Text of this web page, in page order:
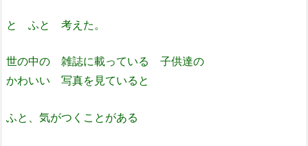
と ふと 考えた。
世の中の 雑誌に載っている 子供達の
かわいい 写真を見ていると
ふと、気がつくことがある